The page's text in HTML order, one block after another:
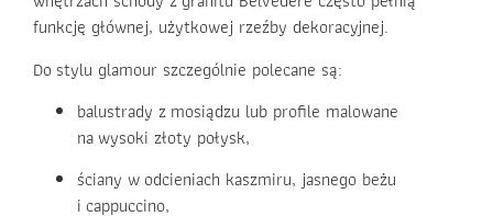
funkcję głównej, użytkowej rzeźby dekoracyjnej.
Do stylu glamour szczególnie polecane są:
balustrady z mosiądzu lub profile malowane
na wysoki złoty połysk,
ściany w odcieniach kaszmiru, jasnego beżu
i cappuccino,